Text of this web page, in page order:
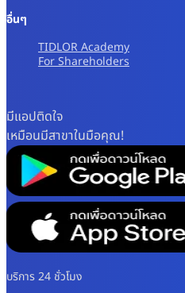
อื่นๆ
TIDLOR Academy
For Shareholders
มีแอปติดใจ
เหมือนมีสาขาในมือคุณ!
บริการ 24 ชั่วโมง